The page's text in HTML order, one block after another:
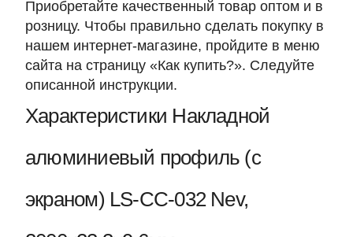
Приобретайте качественный товар оптом и в
розницу. Чтобы правильно сделать покупку в
нашем интернет-магазине, пройдите в меню
сайта на страницу «Как купить?». Следуйте
описанной инструкции.
Характеристики Накладной
алюминиевый профиль (с
экраном) LS-СС-032 Nev,